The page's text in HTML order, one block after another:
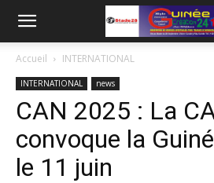
Accueil INTERNATIONAL
INTERNATIONAL news
CAN 2025 : La
convoque la
le 11 juin